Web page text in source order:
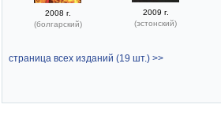
2008 г.
(болгарский)
2009 г.
(эстонский)
страница всех изданий (19 шт.) >>